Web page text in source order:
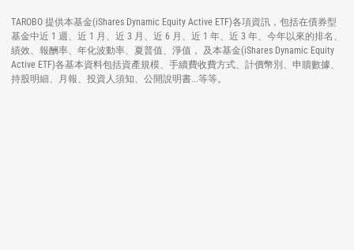
TAROBO 提供本基金(iShares Dynamic Equity Active ETF)各項資訊，包括在債券型
基金中近 1 週、近 1 月、近 3 月、近 6 月、近 1 年、近 3 年、今年以來的排名、
績效、報酬率、年化波動率、夏普值、淨值， 及本基金(iShares Dynamic Equity
Active ETF)各基本資料包括資產規模、手續費收費方式、計價幣別、申贖數據、
持股明細、月報、投資人須知、公開說明書...等等。